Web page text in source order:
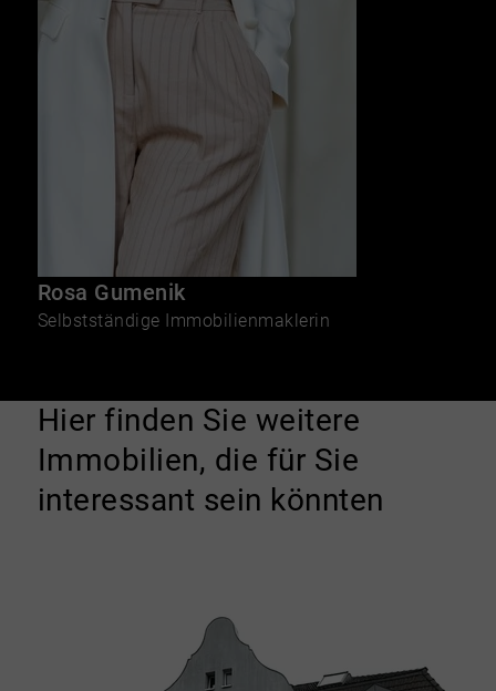
Rosa Gumenik
Selbstständige Immobilienmaklerin
Hier finden Sie weitere
Immobilien, die für Sie
interessant sein könnten